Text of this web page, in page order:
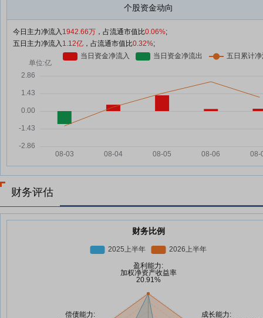
个股资金动向
今日主力净流入 1942.66万 ，占流通市值比0.06%;
五日主力净流入 1.12亿 ，占流通市值比0.32%;
财务评估
财务比例